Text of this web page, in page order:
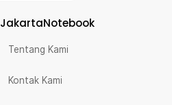
JakartaNotebook
Tentang Kami
Kontak Kami